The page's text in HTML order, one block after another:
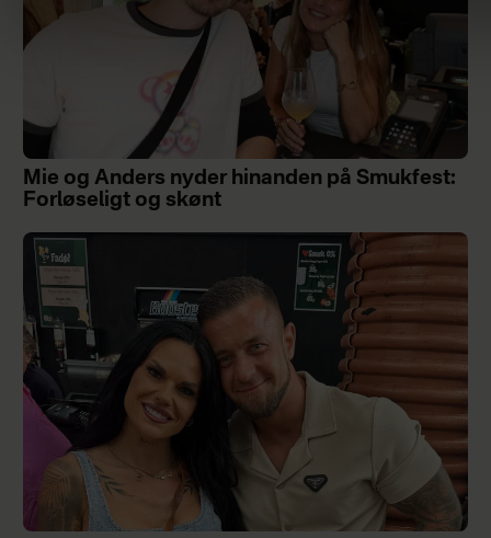
Mie og Anders nyder hinanden på Smukfest:
Forløseligt og skønt